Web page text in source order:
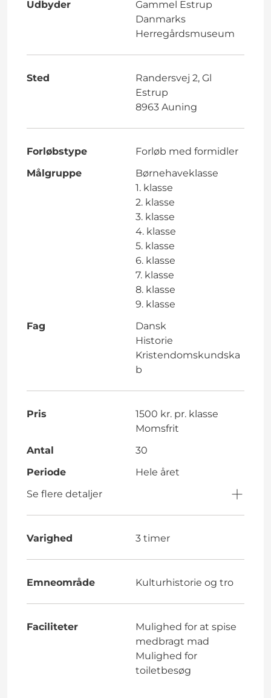
Udbyder
Gammel Estrup
Danmarks
Herregårdsmuseum
Sted
Randersvej 2, Gl
Estrup
8963 Auning
Forløbstype
Forløb med formidler
Målgruppe
Børnehaveklasse
1. klasse
2. klasse
3. klasse
4. klasse
5. klasse
6. klasse
7. klasse
8. klasse
9. klasse
Fag
Dansk
Historie
Kristendomskundska
b
Pris
1500 kr. pr. klasse
Momsfrit
Antal
30
Periode
Hele året
Se flere detaljer
Varighed 3 timer
Emneområde Kulturhistorie og tro
Faciliteter
Mulighed for at spise
medbragt mad
Mulighed for
toiletbesøg